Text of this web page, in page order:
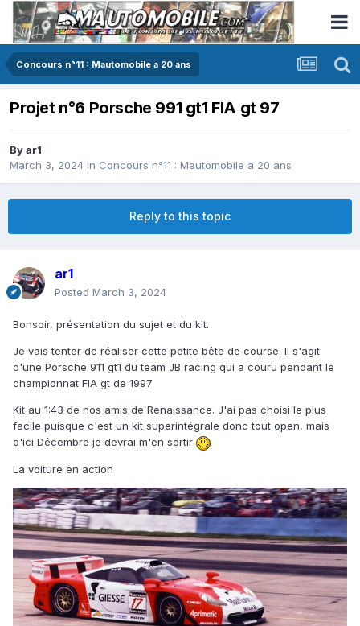
Concours n°11 : Mautomobile a 20 ans
Projet n°6 Porsche 991 gt1 FIA gt 97
Byar1
March 3, 2024 in Concours n°11 : Mautomobile a 20 ans
Reply to this topic
ar1
Posted March 3, 2024
Bonsoir, présentation du sujet et du kit.
Je vais tenter de réaliser cette petite bête de course. Il s'agit
d'une Porsche 911 gt1 du team JB racing qui a couru pendant le
championnat FIA gt de 1997
Kit au 1:43 de nos amis de Renaissance. J'ai pas choisi le plus
facile puisque c'est un kit superintégrale donc tout open, mais
d'ici Décembre je devrai m'en sortir
La voiture en action